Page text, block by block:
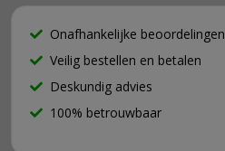
Onafhankelijke beoordelingen
Veilig bestellen en betalen
Deskundig advies
100% betrouwbaar